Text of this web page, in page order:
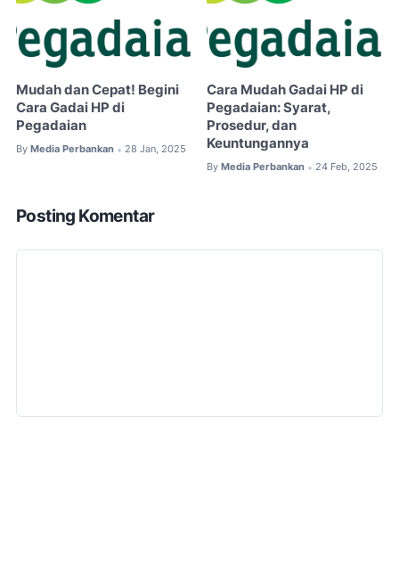
Mudah dan Cepat! Begini
Cara Gadai HP di
Pegadaian
By Media Perbankan • 28 Jan, 2025
Cara Mudah Gadai HP di
Pegadaian: Syarat,
Prosedur, dan
Keuntungannya
By Media Perbankan • 24 Feb, 2025
Posting Komentar